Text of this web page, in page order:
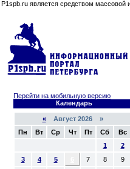
P1spb.ru является средством
Перейти на мобильную версию
Календарь
«Август 2026 »
Пн
Вт Ср Чт Пт Сб
Вс
1
2
3
4 5 7 8
9